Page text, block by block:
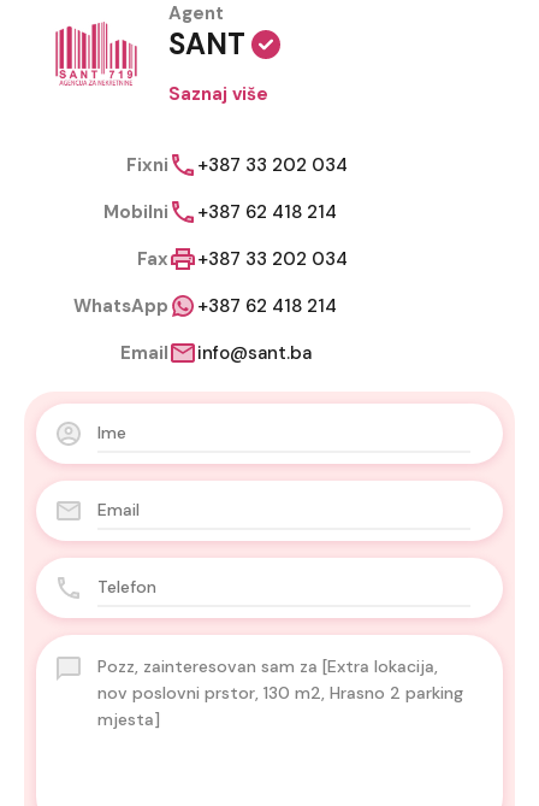
Agent
SANT
Saznaj više
Fixni
+387 33 202 034
Mobilni
+387 62 418 214
Fax
+387 33 202 034
WhatsApp
+387 62 418 214
Email
info@sant.ba